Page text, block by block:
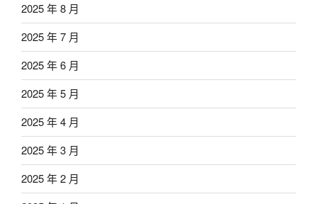
2025 年 8 月
2025 年 7 月
2025 年 6 月
2025 年 5 月
2025 年 4 月
2025 年 3 月
2025 年 2 月